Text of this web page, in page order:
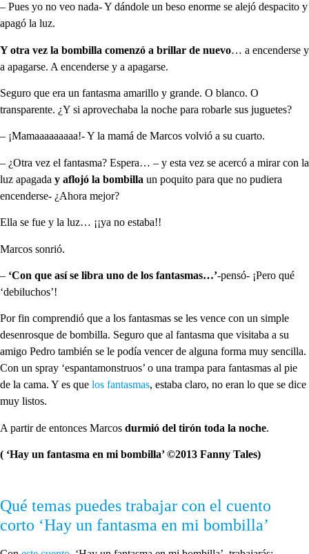
– Pues yo no veo nada- Y dándole un beso enorme se alejó despacito y
apagó la luz.
Y otra vez la bombilla comenzó a brillar de nuevo… a encenderse y
a apagarse. A encenderse y a apagarse.
Seguro que era un fantasma amarillo y grande. O blanco. O
transparente. ¿Y si aprovechaba la noche para robarle sus juguetes?
– ¡Mamaaaaaaaaa!- Y la mamá de Marcos volvió a su cuarto.
– ¿Otra vez el fantasma? Espera… – y esta vez se acercó a mirar con la
luz apagada y aflojó la bombilla un poquito para que no pudiera
encenderse- ¿Ahora mejor?
Ella se fue y la luz… ¡¡ya no estaba!!
Marcos sonrió.
– ‘Con que así se libra uno de los fantasmas…’-pensó- ¡Pero qué
‘debiluchos’!
Por fin comprendió que a los fantasmas se les vence con un simple
desenrosque de bombilla. Seguro que al fantasma que visitaba a su
amigo Pedro también se le podía vencer de alguna forma muy sencilla.
Con un spray ‘espantamonstruos’ o una trampa para fantasmas al pie
de la cama. Y es que los fantasmas, estaba claro, no eran lo que se dice
muy listos.
A partir de entonces Marcos durmió del tirón toda la noche.
( ‘Hay un fantasma en mi bombilla’ ©2013 Fanny Tales)
Qué temas puedes trabajar con el cuento
corto ‘Hay un fantasma en mi bombilla’